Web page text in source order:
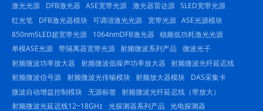
激光光源
DFB激光器 ASE宽带光源 激光器雷达源 SLED宽带光源
红光笔
DFB激光器模块 可调谐激光光源 宽带光源 ASE光源模块
850nmSLED超宽带光源
1064nmDFB激光器 稳频低功耗激光光源
单模ASE光源 带隔离器宽带光源 射频微波系列产品
微波光子
射频微波功率放大器
射频微波低噪声功率放大器 射频微波光纤延迟线
射频微波信号源 射频微波光传输模块 射频放大器模块
DAS采集卡
微波自动增益控制模块 无源标签 射频微波光纤延迟线（带放大）
射频微波光延迟线12~18GHz 光探测器系列产品 光电探测器